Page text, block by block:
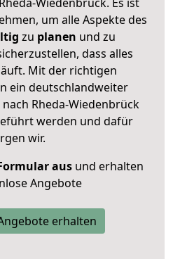
um alle Aspekte des
zu planen und zu
dass alles
Mit der richtigen
ein deutschlandweiter
Rheda-Wiedenbrück
werden und dafür
wir.
ausund erhalten
Angebote
erhalten